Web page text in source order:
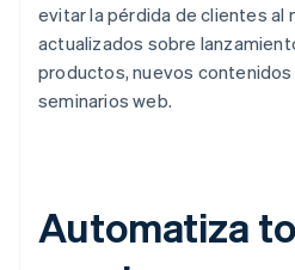
evitar la pérdida de clientes al
actualizados sobre
productos, nuevos
seminarios web.
Automatiza